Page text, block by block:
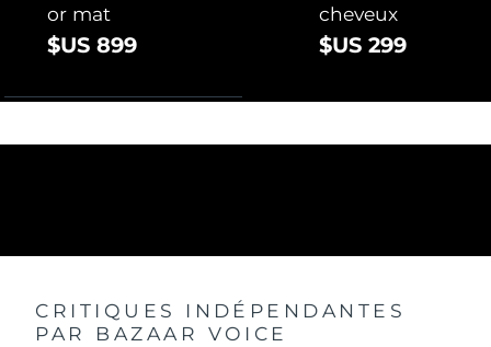
or mat
$US 899
cheveux
$US 299
CRITIQUES INDÉPENDANTES
PAR BAZAAR VOICE